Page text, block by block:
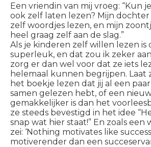
Een vriendin van mij vroeg: “Kun
ook zelf laten lezen? Mijn dochter
zelf woordjes lezen, en mijn
heel graag zelf aan de slag.”
Als je kinderen zelf willen lezen
superleuk, en dat zou ik zeker
zorg er dan wel voor dat ze iets
helemaal kunnen begrijpen. Laat
het boekje lezen dat jij al een
samen gelezen hebt, of een
gemakkelijker is dan het
ze steeds bevestigd in het idee
snap wat hier staat!” En zoals een
zei: ‘Nothing motivates like
motiverender dan een